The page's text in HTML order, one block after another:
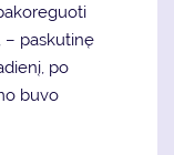
– paskutinę
po
buvo